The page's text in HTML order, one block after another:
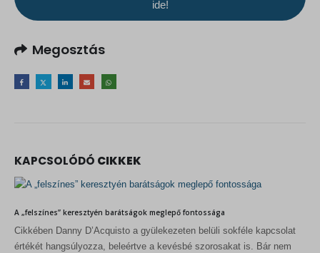
ide!
Megosztás
KAPCSOLÓDÓ CIKKEK
A „felszínes” keresztyén barátságok meglepő fontossága
Cikkében Danny D’Acquisto a gyülekezeten belüli sokféle kapcsolat
értékét hangsúlyozza, beleértve a kevésbé szorosakat is. Bár nem